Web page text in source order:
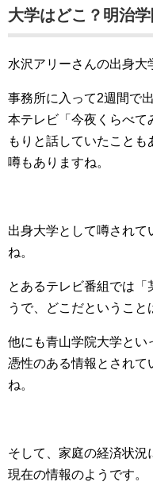
大学はどこ？明治学
水沢アリーさんの出身大
事務所に入って2週間で
本テレビ「今夜くらべて
もりと話していたことも
噂もありますね。
出身大学として噂されて
ね。
とあるテレビ番組では「
うで、どこだということ
他にも青山学院大学とい
憑性のある情報とされて
ね。
そして、家庭の経済状
現在の情報のようです。